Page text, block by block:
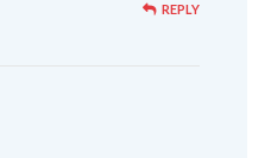
REPLY